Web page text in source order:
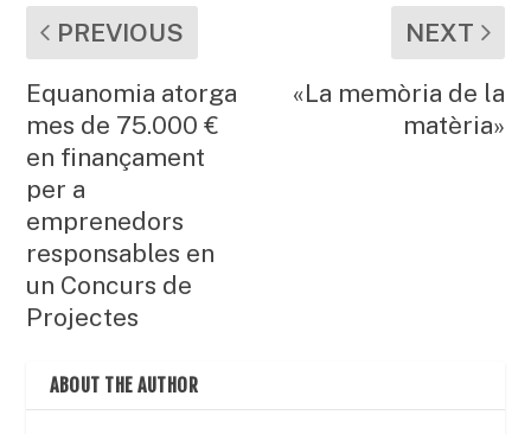
PREVIOUS
Equanomia atorga
mes de 75.000 €
en finançament
per a
emprenedors
responsables en
un Concurs de
Projectes
NEXT
«La memòria de la
matèria»
ABOUT THE AUTHOR